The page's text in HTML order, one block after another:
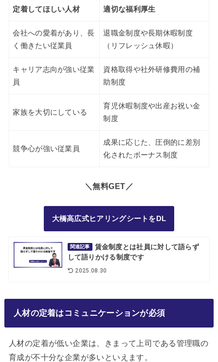
定着してほしい人材 適切な福利厚生
会社への愛着があり、長
く働きたい従業員
退職金制度や長期休暇制度
（リフレッシュ休暇）
キャリア志向が強い従業
員
資格取得や社外研修費用の補
助制度
家族を大切にしている
育児休暇制度や出産お祝い金
制度
競争心が強い従業員
成果に応じた、圧倒的に差別
化されたボーナス制度
＼無料GET／
大橋高広式ヒアリングシートをDL
関連記事
賃金制度とは社員に対して語らず
して語りかける制度です
2025.08.30
人材の定着はコミュニケーションが必須
人材の定着が低い企業は、きまって上司である管理職の
育成が不十分な企業が多いといえます。